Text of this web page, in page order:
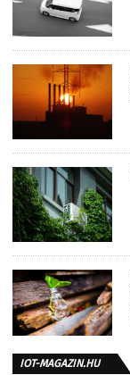
IOT-MAGAZIN.HU